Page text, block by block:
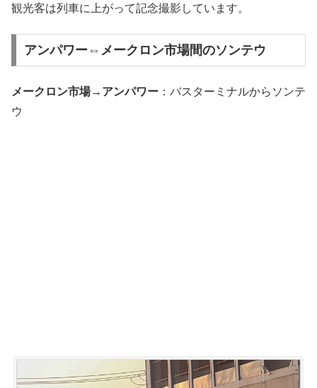
観光客は列車に上がって記念撮影しています。
アンパワー⇔メークロン市場間のソンテウ
メークロン市場→アンパワー ：バスターミナルからソンテ
ウ